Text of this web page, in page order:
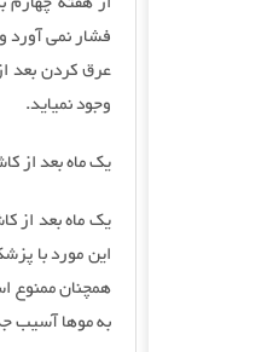
فشار نمی
عرق کردن بعد
وجود نمیاید.
یک ماه بعد از
یک ماه بعد از
این مورد با
همچنان ممنوع
به موها آسیب